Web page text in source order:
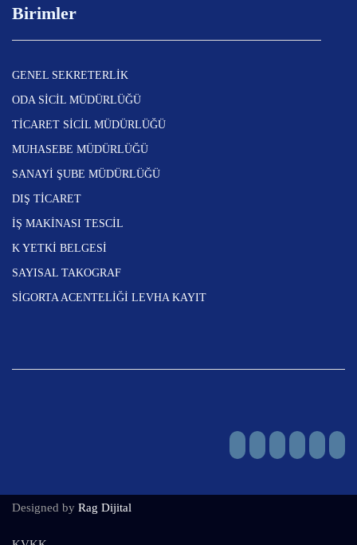
Birimler
GENEL SEKRETERLİK
ODA SİCİL MÜDÜRLÜĞÜ
TİCARET SİCİL MÜDÜRLÜĞÜ
MUHASEBE MÜDÜRLÜĞÜ
SANAYİ ŞUBE MÜDÜRLÜĞÜ
DIŞ TİCARET
İŞ MAKİNASI TESCİL
K YETKİ BELGESİ
SAYISAL TAKOGRAF
SİGORTA ACENTELİĞİ LEVHA KAYIT
Designed by Rag Dijital